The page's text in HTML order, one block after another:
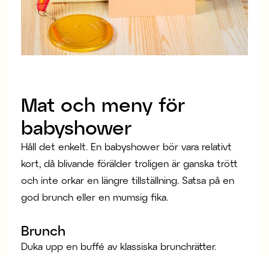
Mat och meny för
babyshower
Håll det enkelt. En babyshower bör vara relativt
kort, då blivande förälder troligen är ganska trött
och inte orkar en längre tillställning. Satsa på en
god brunch eller en mumsig fika.
Brunch
Duka upp en buffé av klassiska brunchrätter.